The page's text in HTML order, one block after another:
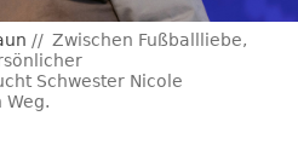
Zwischen Fußballliebe,
Schwester Nicole